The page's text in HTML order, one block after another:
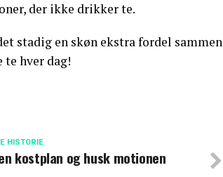
der ikke drikker te.
stadig en skøn ekstra fordel sammen
hver dag!
HISTORIE
kostplan og husk motionen